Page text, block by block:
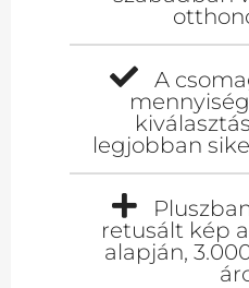
A
legjobban
retusált kép
alapján,